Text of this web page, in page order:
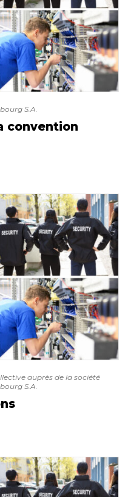
S.A.
convention
auprès de la société
S.A.